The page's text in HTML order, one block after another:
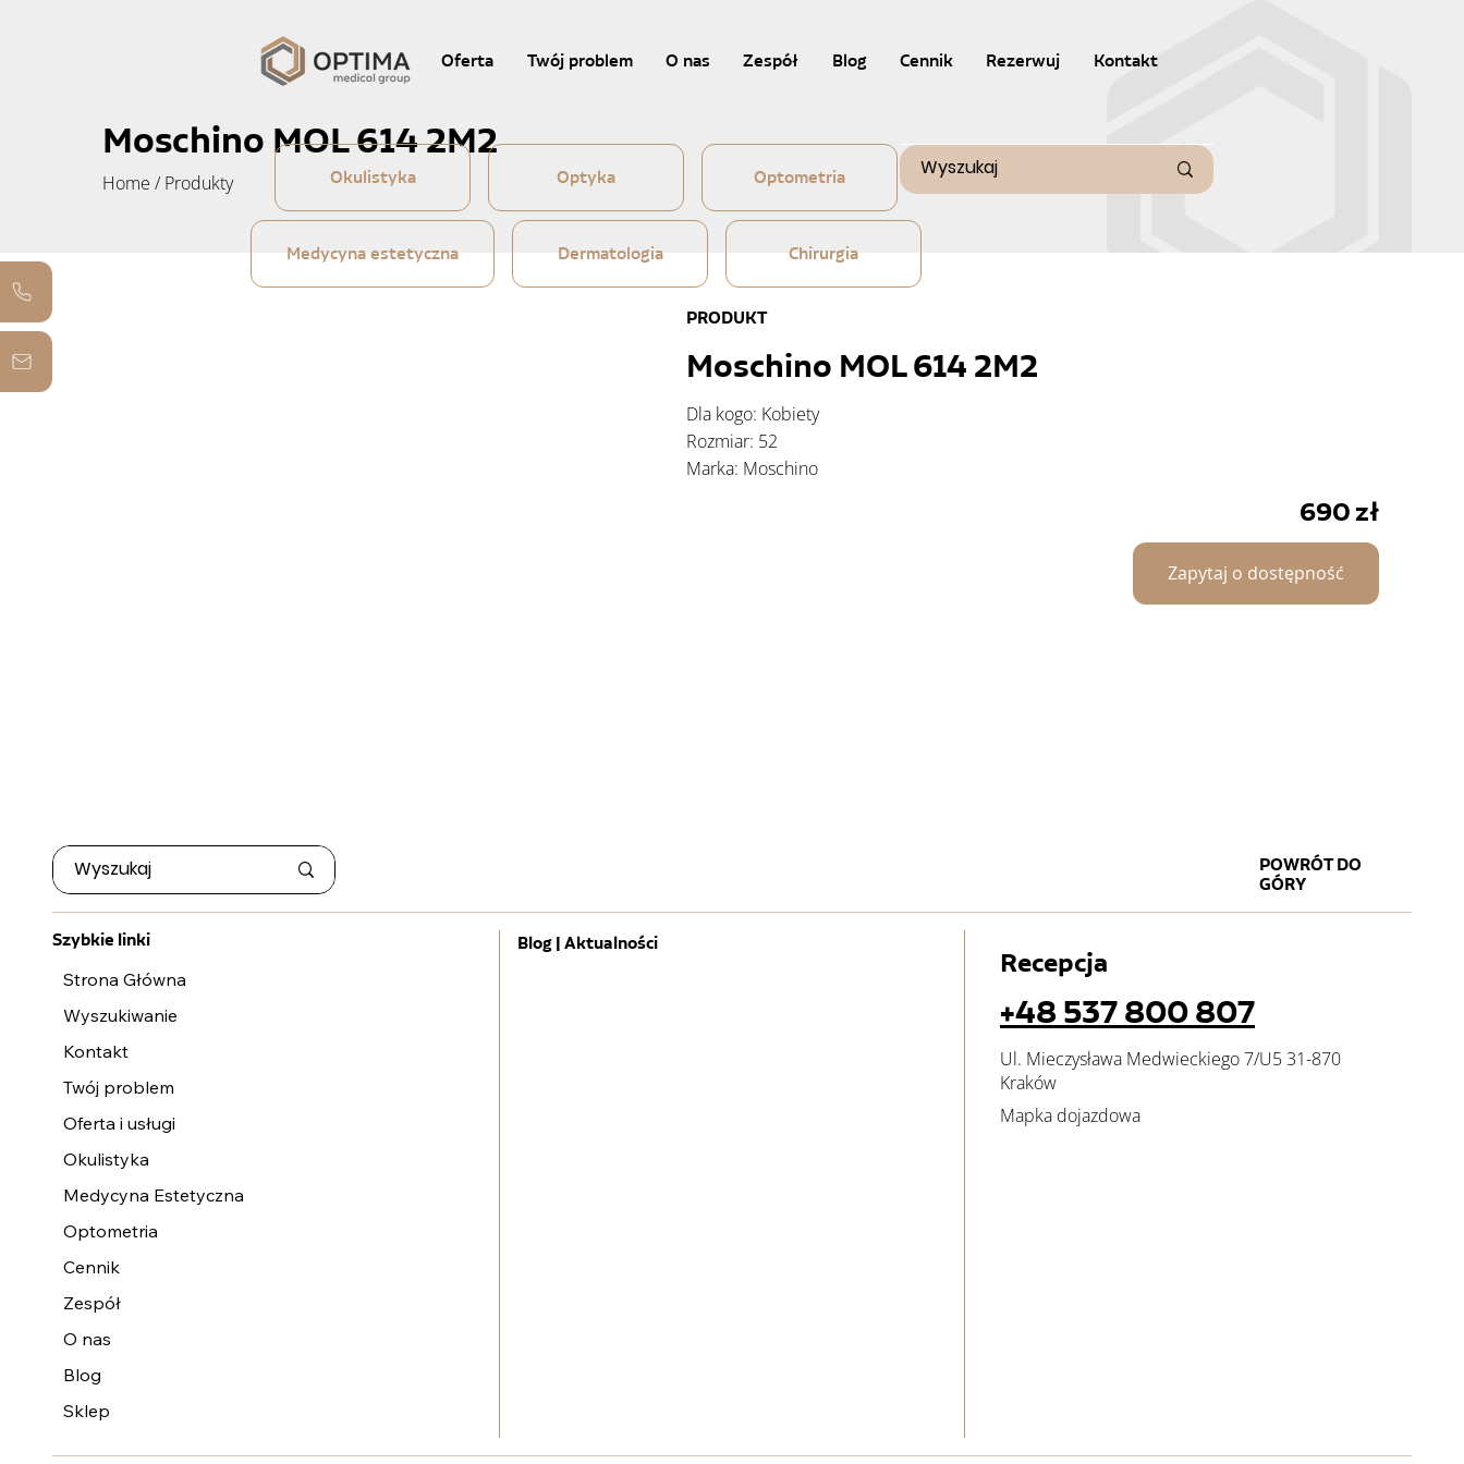
Okulistyka Optyka Optometria
Medycyna estetyczna Dermatologia Chirurgia
Oferta Twój problem O nas Zespół Blog Cennik Rezerwuj Kontakt
Moschino MOL 614 2M2
Home / Produkty
PRODUKT
Moschino MOL 614 2M2
Dla kogo: Kobiety
Rozmiar: 52
Marka: Moschino
690zł
Zapytaj o dostępność
Szybkie linki
Strona Główna
Wyszukiwanie
Kontakt
Twój problem
Oferta i usługi
Okulistyka
Medycyna Estetyczna
Optometria
Cennik
Zespół
O nas
Blog
Sklep
Blog | Aktualności
Recepcja
+48 537 800 807
Ul. Mieczysława Medwieckiego 7/U5 31-870
Kraków
Mapka dojazdowa
POWRÓT DO
GÓRY